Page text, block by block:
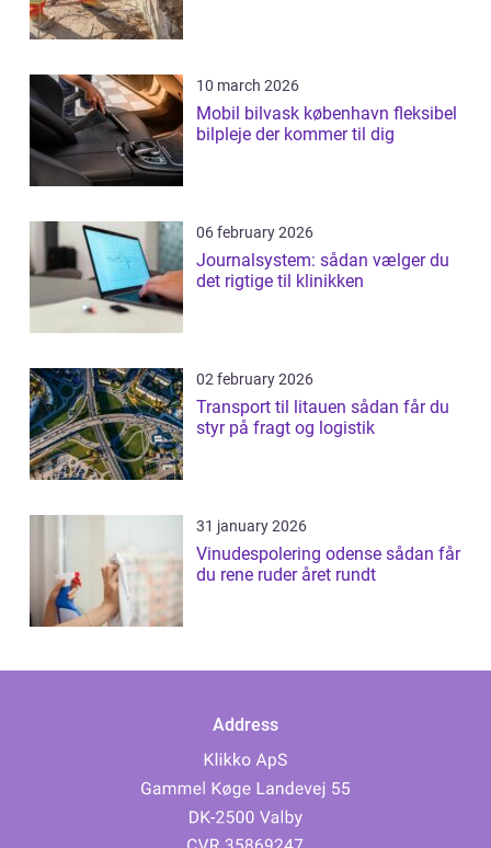
10 march 2026
Mobil bilvask københavn fleksibel
bilpleje der kommer til dig
06 february 2026
Journalsystem: sådan vælger du
det rigtige til klinikken
02 february 2026
Transport til litauen sådan får du
styr på fragt og logistik
31 january 2026
Vinudespolering odense sådan får
du rene ruder året rundt
Address